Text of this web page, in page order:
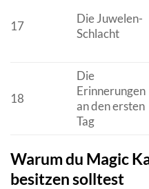
17
Die Juwelen-
Schlacht
18
Die
Erinnerungen
an den ersten
Tag
Warum du Magic
besitzen solltest